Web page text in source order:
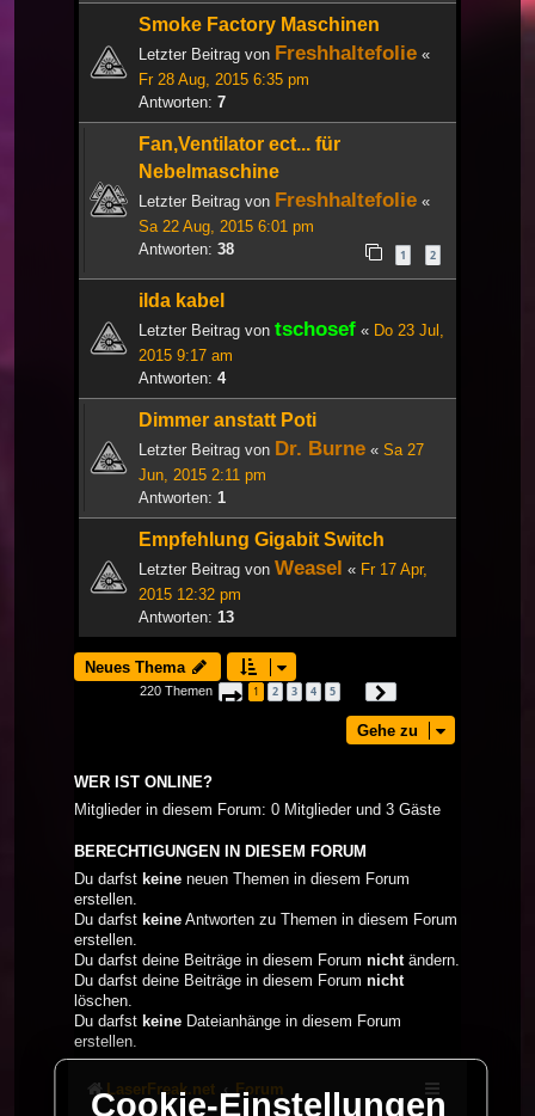
Smoke Factory Maschinen
Letzter Beitrag von Freshhaltefolie «
Fr 28 Aug, 2015 6:35 pm
Antworten: 7
Fan,Ventilator ect... für
Nebelmaschine
Letzter Beitrag von Freshhaltefolie «
Sa 22 Aug, 2015 6:01 pm
Antworten: 38 1 2
ilda kabel
Letzter Beitrag von tschosef « Do 23 Jul,
2015 9:17 am
Antworten: 4
Dimmer anstatt Poti
Letzter Beitrag von Dr. Burne « Sa 27
Jun, 2015 2:11 pm
Antworten: 1
Empfehlung Gigabit Switch
Letzter Beitrag von Weasel « Fr 17 Apr,
2015 12:32 pm
Antworten: 13
Neues Thema
220 Themen Seite 1von
1 2 3 4 5
Gehe zu
WER IST ONLINE?
Mitglieder in diesem Forum: 0 Mitglieder und 3 Gäste
BERECHTIGUNGEN IN DIESEM FORUM
Du darfst keine neuen Themen in diesem Forum
erstellen.
Du darfst keine Antworten zu Themen in diesem Forum
erstellen.
Du darfst deine Beiträge in diesem Forum nichtändern.
Du darfst deine Beiträge in diesem Forum nicht
löschen.
Du darfst keine Dateianhänge in diesem Forum
erstellen.
LaserFreak.net Forum
Cookie-Einstellungen